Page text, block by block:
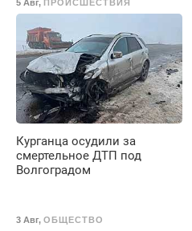
5 Авг, ПРОИСШЕСТВИЯ
Курганца осудили за
смертельное ДТП под
Волгоградом
3 Авг, ОБЩЕСТВО